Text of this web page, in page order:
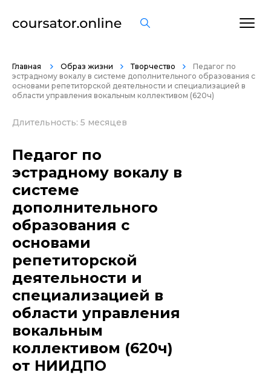
Главная Образ жизни Творчество
Педагог по
эстрадному вокалу в системе дополнительного образования с
основами репетиторской деятельности и специализацией в
области управления вокальным коллективом (620ч)
Длительность: 5 месяцев
Педагог по
эстрадному вокалу в
системе
дополнительного
образования с
основами
репетиторской
деятельности и
специализацией в
области управления
вокальным
коллективом (620ч)
от НИИДПО
Стоимость *
Подача материала *
Программа обучения *